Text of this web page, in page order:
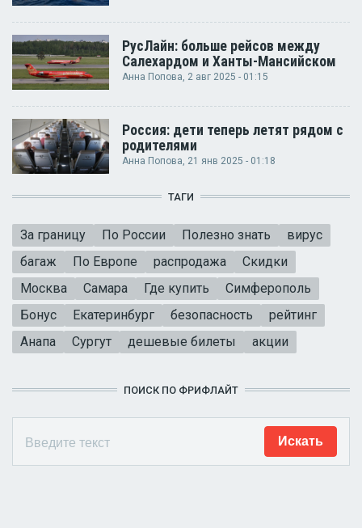
РусЛайн: больше рейсов между
Салехардом и Ханты-Мансийском
Анна Попова, 2 авг 2025 - 01:15
Россия: дети теперь летят рядом с
родителями
Анна Попова, 21 янв 2025 - 01:18
ТАГИ
За границу По России Полезно знать
вирус
багаж
По Европе распродажа
Скидки
Москва
Самара Где купить
Симферополь
Бонус
Екатеринбург безопасность
рейтинг
Анапа
Сургут дешевые билеты акции
ПОИСК ПО ФРИФЛАЙТ